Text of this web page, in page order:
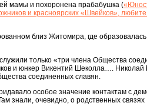
мамы и похоронена прабабушка (
и красноярских «Швейков»,
близ Житомира, где
только «три члена Общества
и юнкер Викентий Шеколла…. Николай
соединенных славян.
особое значение контактам с
знали, очевидно, о родственных связях